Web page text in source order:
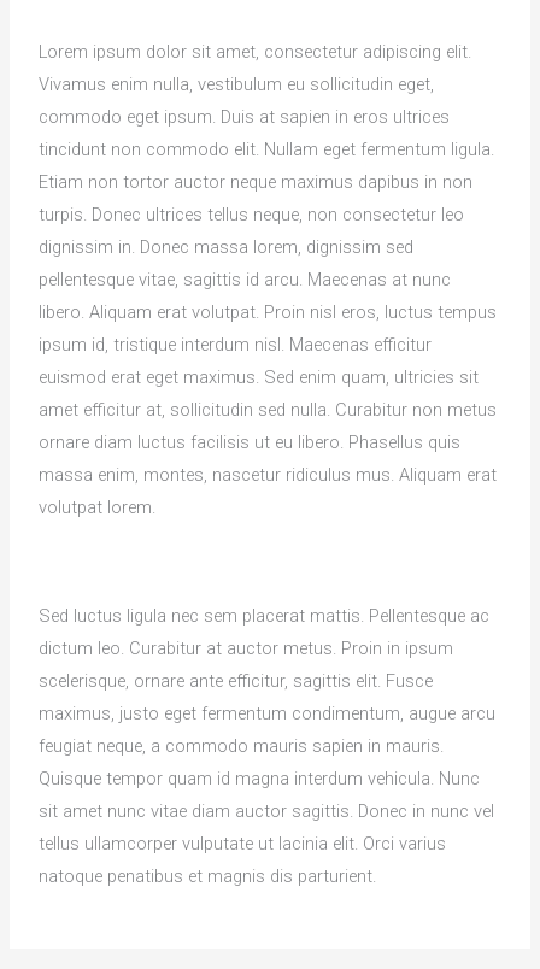
Lorem ipsum dolor sit amet, consectetur adipiscing elit.
Vivamus enim nulla, vestibulum eu sollicitudin eget,
commodo eget ipsum. Duis at sapien in eros ultrices
tincidunt non commodo elit. Nullam eget fermentum ligula.
Etiam non tortor auctor neque maximus dapibus in non
turpis. Donec ultrices tellus neque, non consectetur leo
dignissim in. Donec massa lorem, dignissim sed
pellentesque vitae, sagittis id arcu. Maecenas at nunc
libero. Aliquam erat volutpat. Proin nisl eros, luctus tempus
ipsum id, tristique interdum nisl. Maecenas efficitur
euismod erat eget maximus. Sed enim quam, ultricies sit
amet efficitur at, sollicitudin sed nulla. Curabitur non metus
ornare diam luctus facilisis ut eu libero. Phasellus quis
massa enim, montes, nascetur ridiculus mus. Aliquam erat
volutpat lorem.
Sed luctus ligula nec sem placerat mattis. Pellentesque ac
dictum leo. Curabitur at auctor metus. Proin in ipsum
scelerisque, ornare ante efficitur, sagittis elit. Fusce
maximus, justo eget fermentum condimentum, augue arcu
feugiat neque, a commodo mauris sapien in mauris.
Quisque tempor quam id magna interdum vehicula. Nunc
sit amet nunc vitae diam auctor sagittis. Donec in nunc vel
tellus ullamcorper vulputate ut lacinia elit. Orci varius
natoque penatibus et magnis dis parturient.